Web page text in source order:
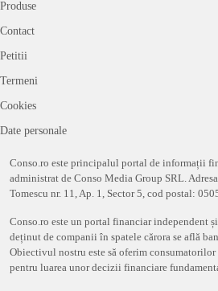
Produse
Contact
Petitii
Termeni
Cookies
Date personale
Conso.ro este principalul portal de informații
administrat de Conso Media Group SRL.
Tomescu nr. 11, Ap. 1, Sector 5, cod postal:
Conso.ro este un portal financiar independent
deținut de companii în spatele cărora se află
Obiectivul nostru este să oferim
pentru luarea unor decizii financiare